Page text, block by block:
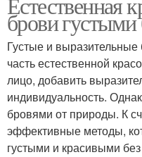
брови густыми
Густые и
часть естественной
лицо, добавить
индивидуальность.
бровями от природы. К
эффективные методы,
густыми и красивыми